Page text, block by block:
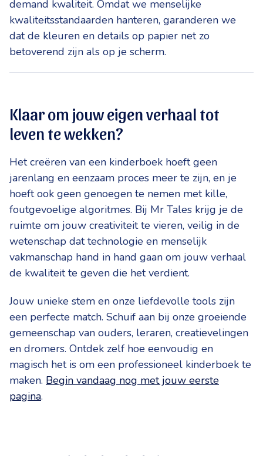
demand kwaliteit. Omdat we menselijke
kwaliteitsstandaarden hanteren, garanderen we
dat de kleuren en details op papier net zo
betoverend zijn als op je scherm.
Klaar om jouw eigen verhaal tot
leven te wekken?
Het creëren van een kinderboek hoeft geen
jarenlang en eenzaam proces meer te zijn, en je
hoeft ook geen genoegen te nemen met kille,
foutgevoelige algoritmes. Bij Mr Tales krijg je de
ruimte om jouw creativiteit te vieren, veilig in de
wetenschap dat technologie en menselijk
vakmanschap hand in hand gaan om jouw verhaal
de kwaliteit te geven die het verdient.
Jouw unieke stem en onze liefdevolle tools zijn
een perfecte match. Schuif aan bij onze groeiende
gemeenschap van ouders, leraren, creatievelingen
en dromers. Ontdek zelf hoe eenvoudig en
magisch het is om een professioneel kinderboek te
maken. Begin vandaag nog met jouw eerste
pagina.